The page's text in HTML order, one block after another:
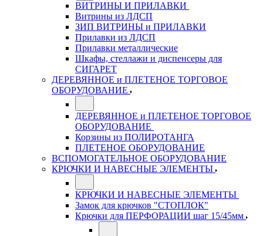
ВИТРИНЫ И ПРИЛАВКИ
Витрины из ЛДСП
ЗИП ВИТРИНЫ и ПРИЛАВКИ
Прилавки из ЛДСП
Прилавки металлические
Шкафы, стеллажи и диспенсеры для
СИГАРЕТ
ДЕРЕВЯННОЕ и ПЛЕТЕНОЕ ТОРГОВОЕ
ОБОРУДОВАНИЕ
ДЕРЕВЯННОЕ и ПЛЕТЕНОЕ ТОРГОВОЕ
ОБОРУДОВАНИЕ
Корзины из ПОЛИРОТАНГА
ПЛЕТЕНОЕ ОБОРУДОВАНИЕ
ВСПОМОГАТЕЛЬНОЕ ОБОРУДОВАНИЕ
КРЮЧКИ И НАВЕСНЫЕ ЭЛЕМЕНТЫ
КРЮЧКИ И НАВЕСНЫЕ ЭЛЕМЕНТЫ
Замок для крючков "СТОПЛОК"
Крючки для ПЕРФОРАЦИИ шаг 15/45мм